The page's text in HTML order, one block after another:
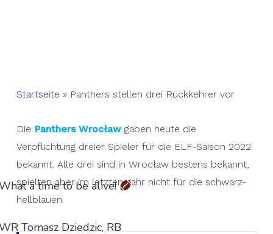
Startseite » Panthers stellen drei Rückkehrer vor
Die Panthers Wrocławgaben heute die
Verpflichtung dreier Spieler für die ELF-Saison 2022
bekannt. Alle drei sind in Wrocław bestens bekannt,
spielten aber im letzten Jahr nicht für die schwarz-
hellblauen.
a time to be alive!
Tomasz Dziedzic, RB